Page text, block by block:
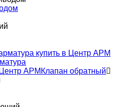
Клапан обратный